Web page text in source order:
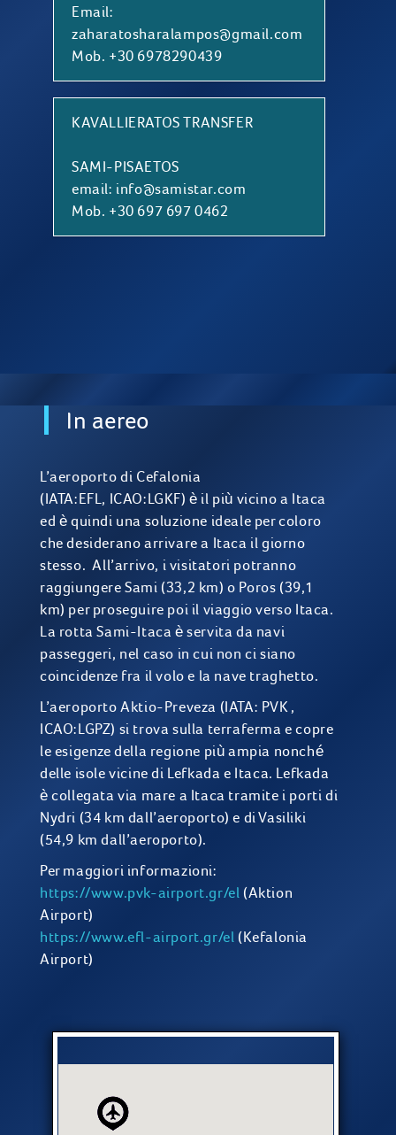
Email:
zaharatosharalampos@gmail.com
Mob. +30 6978290439
KAVALLIERATOS TRANSFER
SAMI-PISAETOS
email: info@samistar.com
Mob. +30 697 697 0462
In aereo
L’aeroporto di Cefalonia
(IATA:EFL, ICAO:LGKF) è il più vicino a Itaca
ed è quindi una soluzione ideale per coloro
che desiderano arrivare a Itaca il giorno
stesso. All’arrivo, i visitatori potranno
raggiungere Sami (33,2 km) o Poros (39,1
km) per proseguire poi il viaggio verso Itaca.
La rotta Sami-Itaca è servita da navi
passeggeri, nel caso in cui non ci siano
coincidenze fra il volo e la nave traghetto.
L’aeroporto Aktio-Preveza (ΙΑΤΑ: PVK ,
ΙCAO:LGPZ) si trova sulla terraferma e copre
le esigenze della regione più ampia nonché
delle isole vicine di Lefkada e Itaca. Lefkada
è collegata via mare a Itaca tramite i porti di
Nydri (34 km dall’aeroporto) e di Vasiliki
(54,9 km dall’aeroporto).
Per maggiori informazioni:
https://www.pvk-airport.gr/el (Aktion
Airport)
https://www.efl-airport.gr/el (Kefalonia
Airport)